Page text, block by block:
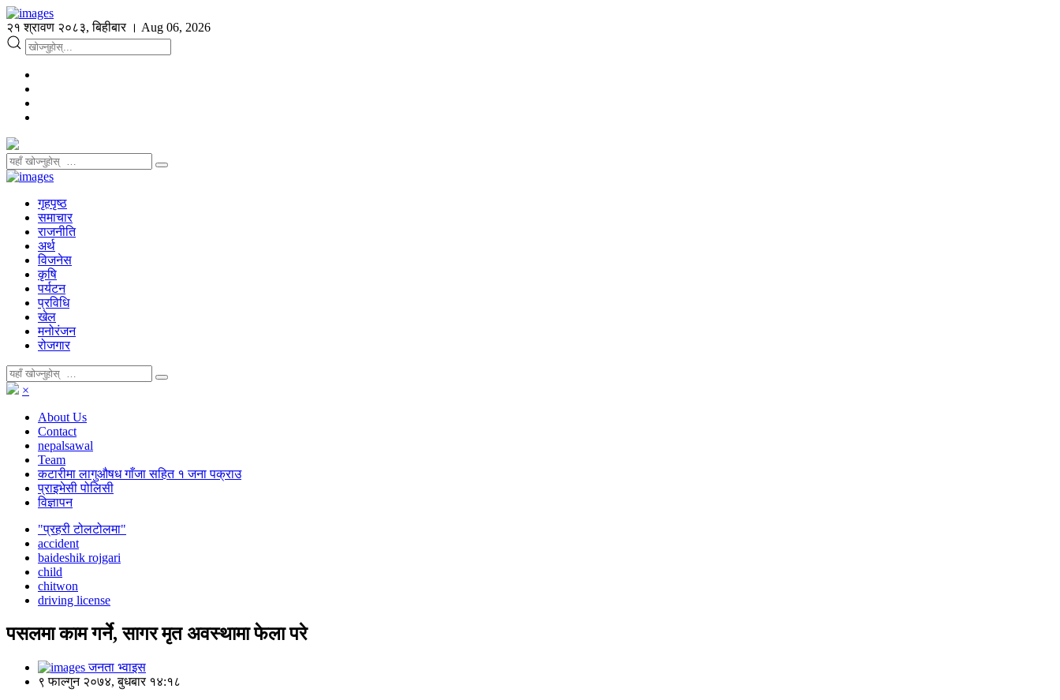
२१ श्रावण २०८३, बिहीबार । Aug 06, 2026
गृहपृष्ठ
समाचार
राजनीति
अर्थ
विजनेस
कृषि
पर्यटन
प्रविधि
खेल
मनोरंजन
रोजगार
×
About Us
Contact
nepalsawal
Team
कटारीमा लागुऔषध गाँजा सहित १ जना पक्राउ
प्राइभेसी पोलिसी
विज्ञापन
"प्रहरी टोलटोलमा"
accident
baideshik rojgari
child
chitwon
driving license
पसलमा काम गर्ने, सागर मृत अवस्थामा फेला परे
जनता भ्वाइस
९ फाल्गुन २०७४, बुधबार १४:१८